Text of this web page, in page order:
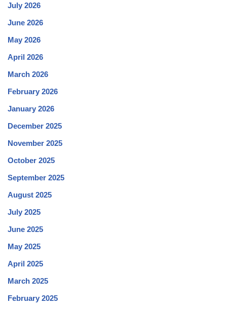
July 2026
June 2026
May 2026
April 2026
March 2026
February 2026
January 2026
December 2025
November 2025
October 2025
September 2025
August 2025
July 2025
June 2025
May 2025
April 2025
March 2025
February 2025